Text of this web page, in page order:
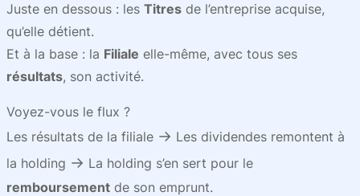
Juste en dessous : les Titres de l’entreprise acquise,
qu’elle détient.
Et à la base : la Filiale elle-même, avec tous ses
résultats, son activité.
Voyez-vous le flux ?
Les résultats de la filiale → Les dividendes remontent à
la holding → La holding s’en sert pour le
remboursement de son emprunt.